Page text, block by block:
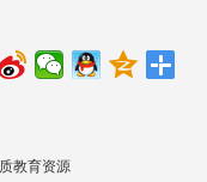
教育资源